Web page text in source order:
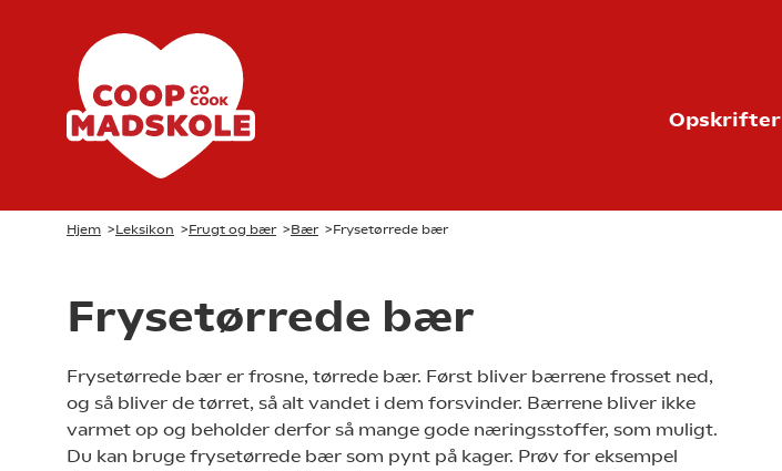
Opskrifter
Hjem >Leksikon >Frugt og bær >Bær >Frysetørrede bær
Frysetørrede bær
Frysetørrede bær er frosne, tørrede bær. Først bliver bærrene frosset ned,
og så bliver de tørret, så alt vandet i dem forsvinder. Bærrene bliver ikke
varmet op og beholder derfor så mange gode næringsstoffer, som muligt.
Du kan bruge frysetørrede bær som pynt på kager. Prøv for eksempel